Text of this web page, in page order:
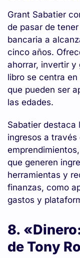
Grant Sabatier
de pasar de
bancaria a
cinco años.
ahorrar, invertir y
libro se centra
que pueden ser
las edades.
Sabatier destaca
ingresos a
que generen
herramientas y
finanzas, como
gastos y
8.
de Tony